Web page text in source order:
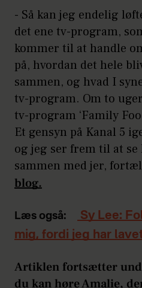
- Så kan jeg endelig
det ene tv-program,
kommer til at handle
på, hvordan det hele
sammen, og hvad I
tv-program. Om to
tv-program ‘Family
Et gensyn på Kanal 5
og jeg ser frem til at
sammen med jer,
blog.
Læs også:
Sy Lee:
mig, fordi jeg har
Artiklen fortsætter
du kan høre Amalie,